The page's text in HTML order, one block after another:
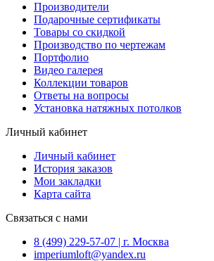
Производители
Подарочные сертификаты
Товары со скидкой
Производство по чертежам
Портфолио
Видео галерея
Коллекции товаров
Ответы на вопросы
Установка натяжных потолков
Личный кабинет
Личный кабинет
История заказов
Мои закладки
Карта сайта
Связаться с нами
8 (499) 229-57-07 | г. Москва
imperiumloft@yandex.ru